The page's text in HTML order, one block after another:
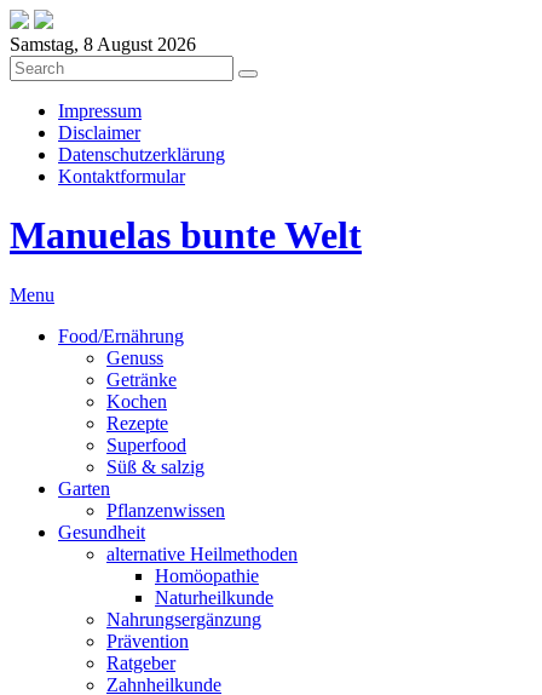
Samstag, 8 August 2026
Impressum
Disclaimer
Datenschutzerklärung
Kontaktformular
Manuelas bunte Welt
Menu
Food/Ernährung
Genuss
Getränke
Kochen
Rezepte
Superfood
Süß & salzig
Garten
Pflanzenwissen
Gesundheit
alternative Heilmethoden
Homöopathie
Naturheilkunde
Nahrungsergänzung
Prävention
Ratgeber
Zahnheilkunde